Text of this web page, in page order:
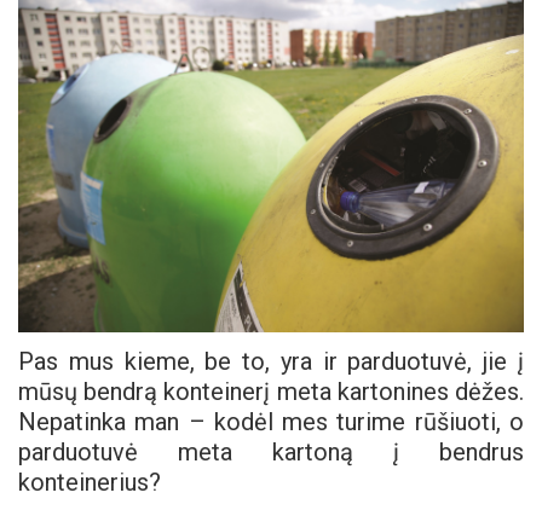
Pas mus kieme, be to, yra ir parduotuvė, jie į
mūsų bendrą konteinerį meta kartonines dėžes.
Nepatinka man – kodėl mes turime rūšiuoti, o
parduotuvė meta kartoną į bendrus
konteinerius?